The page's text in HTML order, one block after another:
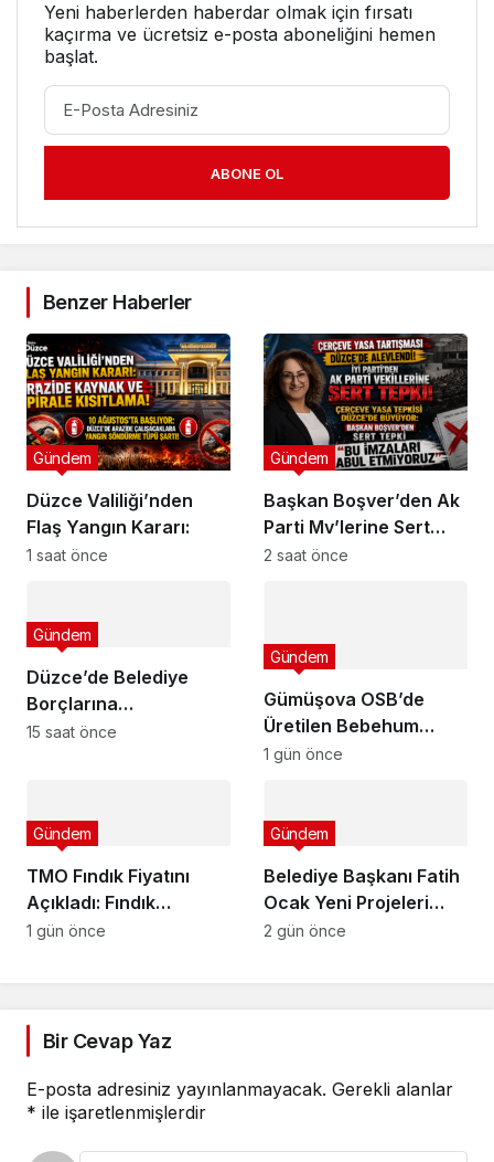
Yeni haberlerden haberdar olmak için fırsatı
kaçırma ve ücretsiz e-posta aboneliğini hemen
başlat.
ABONE OL
Benzer Haberler
Düzce Valiliği’nden
Flaş Yangın Kararı:
Gündem
1 saat önce
Başkan Boşver’den Ak
Parti Mv’lerine Sert
Tepki!
Gündem
2 saat önce
Düzce’de Belediye
Borçlarına
Yapılandırma!
Gündem
15 saat önce
Gümüşova OSB’de
Üretilen Bebehum
Dünya Devleriyle
Gündem
1 gün önce
TMO Fındık Fiyatını
Açıkladı: Fındık
Üreticisi Hayal Kırıklığı
Gündem
1 gün önce
Belediye Başkanı Fatih
Ocak Yeni Projeleri
Duyurdu
Gündem
2 gün önce
Bir Cevap Yaz
E-posta adresiniz yayınlanmayacak. Gerekli alanlar
* ile işaretlenmişlerdir